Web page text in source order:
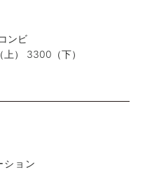
ンビ
） 3300（下）
ション